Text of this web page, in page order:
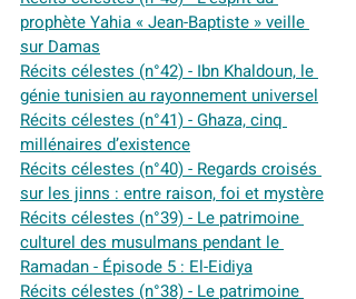
prophète Yahia « Jean-Baptiste » veille
sur Damas
Récits célestes (n°42) - Ibn Khaldoun, le
génie tunisien au rayonnement universel
Récits célestes (n°41) - Ghaza, cinq
millénaires d’existence
Récits célestes (n°40) - Regards croisés
sur les jinns : entre raison, foi et mystère
Récits célestes (n°39) - Le patrimoine
culturel des musulmans pendant le
Ramadan - Épisode 5 : El-Eidiya
Récits célestes (n°38) - Le patrimoine